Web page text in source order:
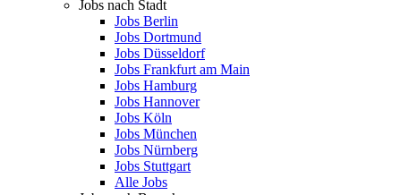
Jobs nach Stadt
Jobs Berlin
Jobs Dortmund
Jobs Düsseldorf
Jobs Frankfurt am Main
Jobs Hamburg
Jobs Hannover
Jobs Köln
Jobs München
Jobs Nürnberg
Jobs Stuttgart
Alle Jobs